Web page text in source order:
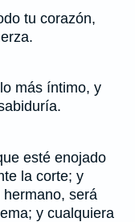
tu corazón,
más íntimo, y
esté enojado
la corte; y
será
y cualquiera